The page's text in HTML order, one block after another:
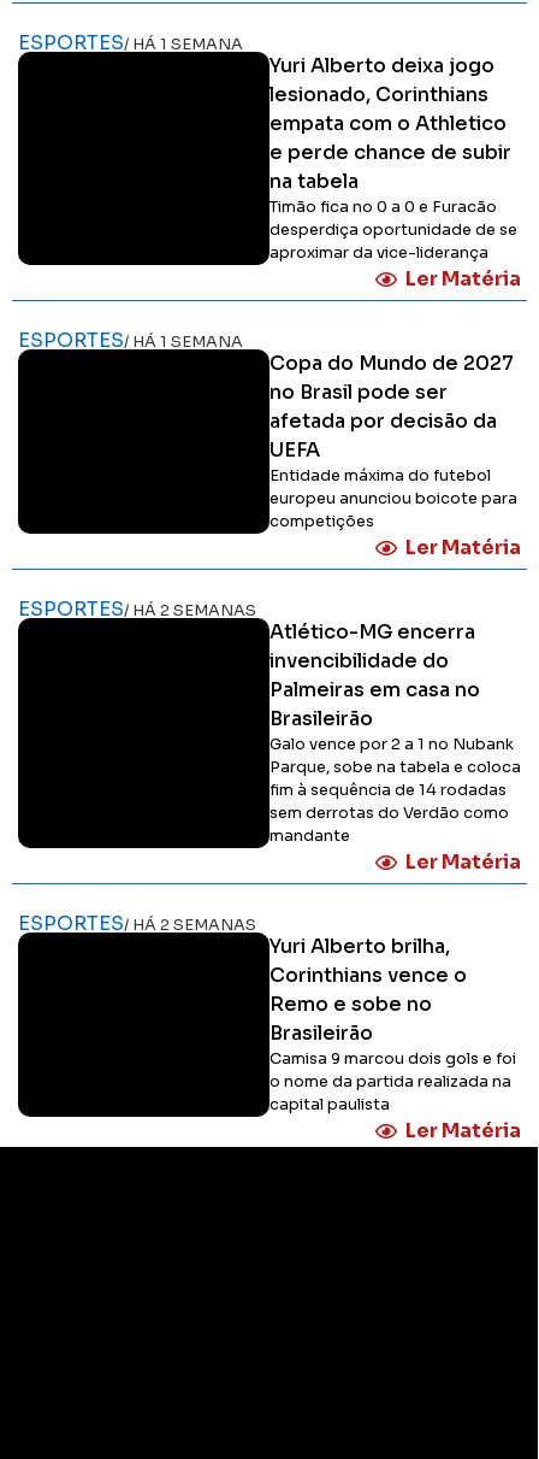
ESPORTES/ HÁ 1 SEMANA
Yuri Alberto deixa jogo
lesionado, Corinthians
empata com o Athletico
e perde chance de subir
na tabela
Timão fica no 0 a 0 e Furacão
desperdiça oportunidade de se
aproximar da vice-liderança
Ler Matéria
ESPORTES/ HÁ 1 SEMANA
Copa do Mundo de 2027
no Brasil pode ser
afetada por decisão da
UEFA
Entidade máxima do futebol
europeu anunciou boicote para
competições
Ler Matéria
ESPORTES/ HÁ 2 SEMANAS
Atlético-MG encerra
invencibilidade do
Palmeiras em casa no
Brasileirão
Galo vence por 2 a 1 no Nubank
Parque, sobe na tabela e coloca
fim à sequência de 14 rodadas
sem derrotas do Verdão como
mandante
Ler Matéria
ESPORTES/ HÁ 2 SEMANAS
Yuri Alberto brilha,
Corinthians vence o
Remo e sobe no
Brasileirão
Camisa 9 marcou dois gols e foi
o nome da partida realizada na
capital paulista
Ler Matéria